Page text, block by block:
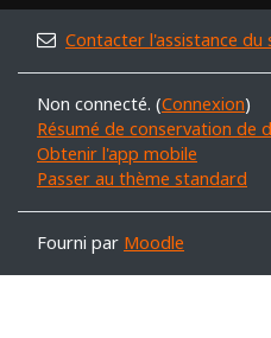
Contacter l'assistance du
Non connecté. (Connexion)
Résumé de conservation de
Obtenir l'app mobile
Passer au thème standard
Fourni par Moodle